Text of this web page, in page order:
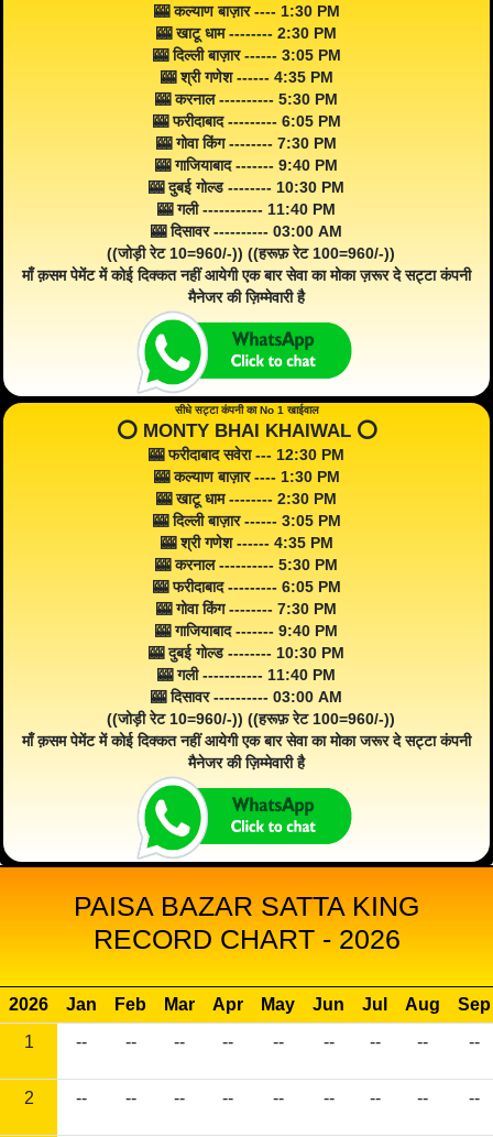
🎰 कल्याण बाज़ार ---- 1:30 PM
🎰 खाटू धाम -------- 2:30 PM
🎰 दिल्ली बाज़ार ------ 3:05 PM
🎰 श्री गणेश ------ 4:35 PM
🎰 करनाल ---------- 5:30 PM
🎰 फरीदाबाद --------- 6:05 PM
🎰 गोवा किंग -------- 7:30 PM
🎰 गाजियाबाद ------- 9:40 PM
🎰 दुबई गोल्ड -------- 10:30 PM
🎰 गली ----------- 11:40 PM
🎰 दिसावर ---------- 03:00 AM
((जोड़ी रेट 10=960/-)) ((हरूफ़ रेट 100=960/-))
माँ क़सम पेमेंट में कोई दिक्कत नहीं आयेगी एक बार सेवा का मोका ज़रूर दे सट्टा कंपनी
मैनेजर की ज़िम्मेवारी है
सीधे सट्टा कंपनी का No 1 खाईवाल
⭕️ MONTY BHAI KHAIWAL ⭕️
🎰 फरीदाबाद सवेरा --- 12:30 PM
🎰 कल्याण बाज़ार ---- 1:30 PM
🎰 खाटू धाम -------- 2:30 PM
🎰 दिल्ली बाज़ार ------ 3:05 PM
🎰 श्री गणेश ------ 4:35 PM
🎰 करनाल ---------- 5:30 PM
🎰 फरीदाबाद --------- 6:05 PM
🎰 गोवा किंग -------- 7:30 PM
🎰 गाजियाबाद ------- 9:40 PM
🎰 दुबई गोल्ड -------- 10:30 PM
🎰 गली ----------- 11:40 PM
🎰 दिसावर ---------- 03:00 AM
((जोड़ी रेट 10=960/-)) ((हरूफ़ रेट 100=960/-))
माँ क़सम पेमेंट में कोई दिक्कत नहीं आयेगी एक बार सेवा का मोका जरूर दे सट्टा कंपनी
मैनेजर की ज़िम्मेवारी है
PAISA BAZAR SATTA KING
RECORD CHART - 2026
2026 Jan Feb Mar Apr May Jun Jul Aug
Sep
1
-- -- -- -- -- -- -- -- --
2 -- -- -- -- -- -- -- -- --